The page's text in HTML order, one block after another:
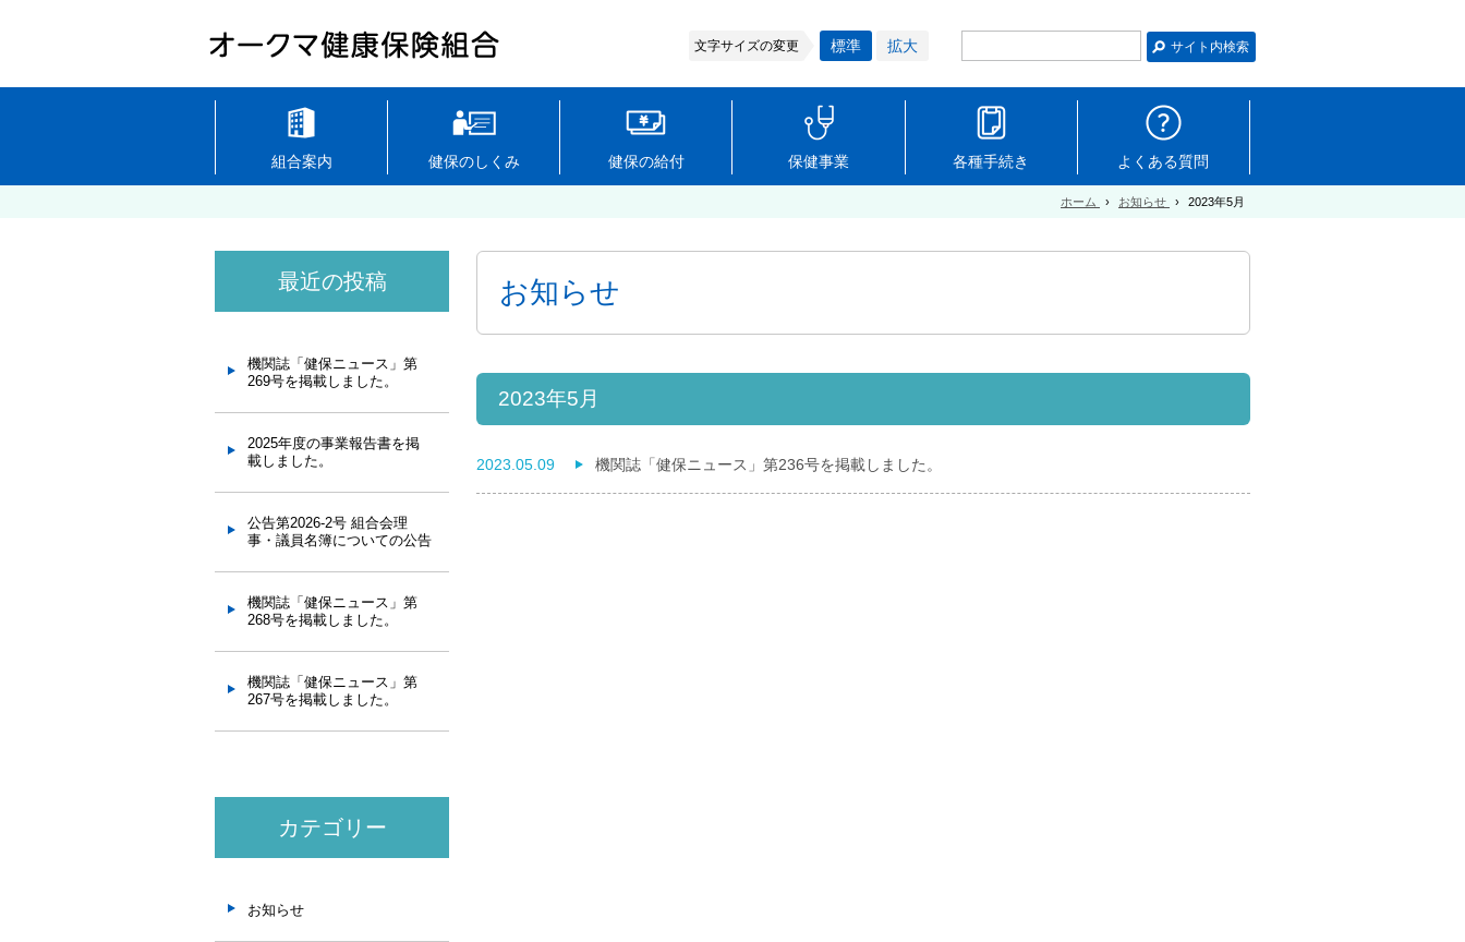
文字サイズの変更 標準 拡大
組合案内 健保のしくみ 健保の給付 保健事業 各種手続き よくある質問
ホーム › お知らせ › 2023年5月
お知らせ
2023年5月
2023.05.09 機関誌「健保ニュース」第236号を掲載しました。
最近の投稿
機関誌「健保ニュース」第
269号を掲載しました。
2025年度の事業報告書を掲
載しました。
公告第2026-2号 組合会理
事・議員名簿についての公告
機関誌「健保ニュース」第
268号を掲載しました。
機関誌「健保ニュース」第
267号を掲載しました。
カテゴリー
お知らせ